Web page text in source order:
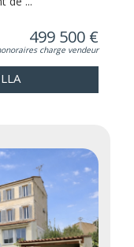
499 500 €
charge vendeur